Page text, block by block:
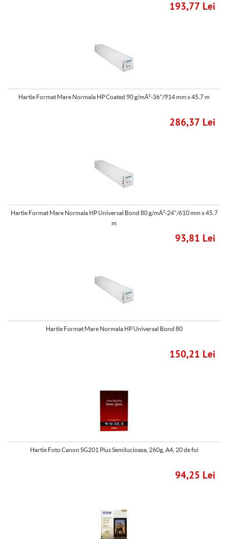
193,77 Lei
Hartie Format Mare Normala HP Coated 90 g/mÂ²-36"/914 mm x 45.7 m
286,37 Lei
Hartie Format Mare Normala HP Universal Bond 80 g/mÂ²-24"/610 mm x 45.7
m
93,81 Lei
Hartie Format Mare Normala HP Universal Bond 80
150,21 Lei
Hartie Foto Canon SG201 Plus Semilucioasa, 260g, A4, 20 de foi
94,25 Lei